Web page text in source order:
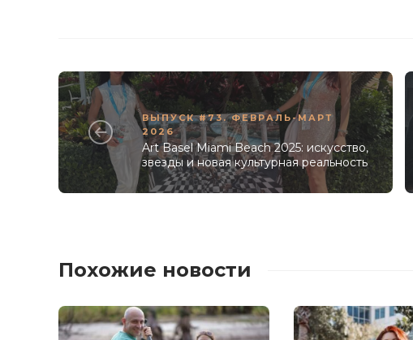
ВЫПУСК #73. ФЕВРАЛЬ-МАРТ
2026
Art Basel Miami Beach 2025: искусство,
звезды и новая культурная реальность
Похожие новости